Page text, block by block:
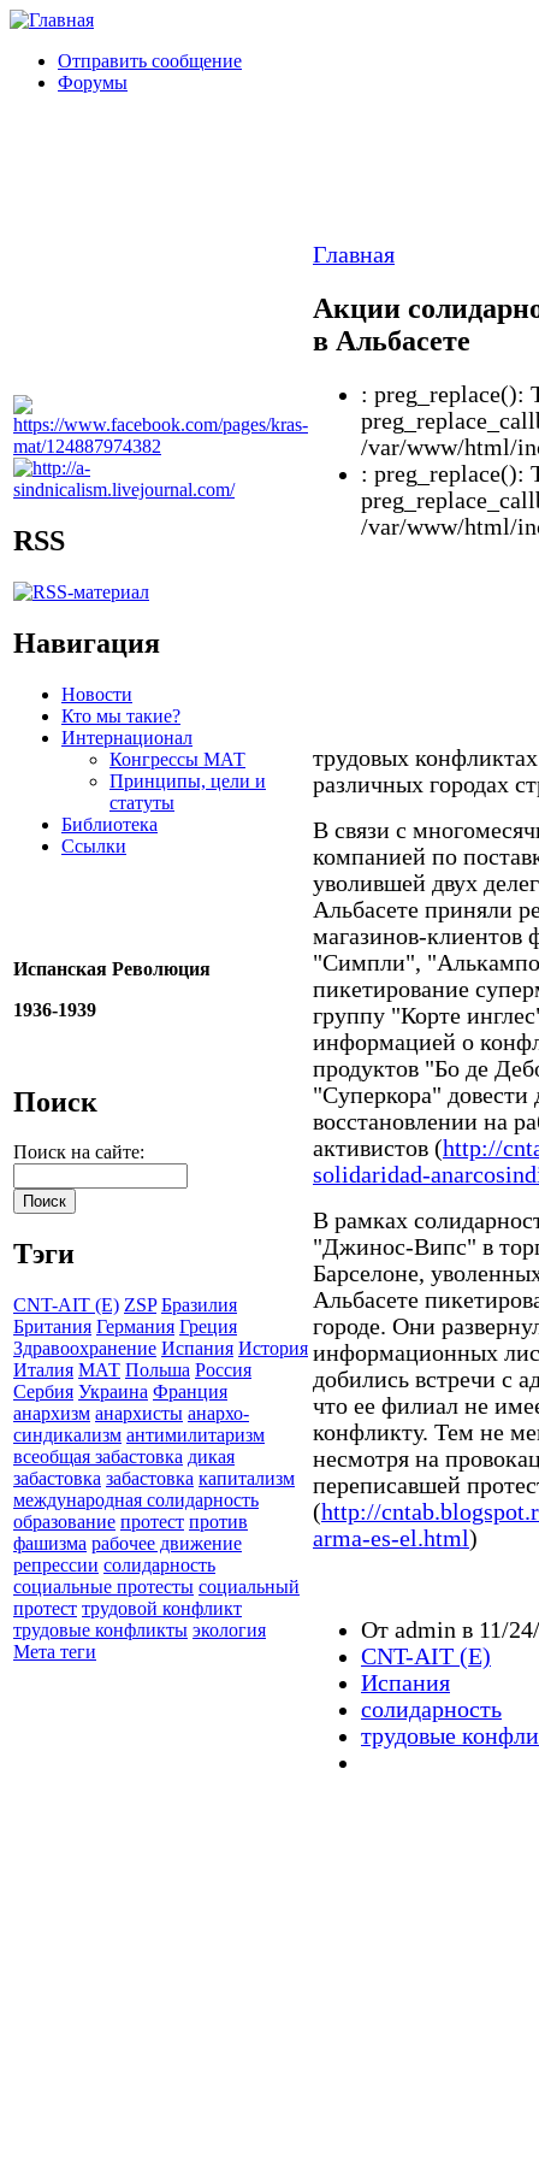
Отправить сообщение
Форумы
RSS
Навигация
Новости
Кто мы такие?
Интернационал
Конгрессы МАТ
Принципы, цели и
статуты
Библиотека
Ссылки
Испанская Революция
1936-1939
Поиск
Поиск на сайте:
Тэги
CNT-AIT (E) ZSP Бразилия
Британия Германия Греция
Здравоохранение Испания История
Италия МАТ Польша Россия
Сербия Украина Франция
анархизм анархисты анархо-
синдикализм антимилитаризм
всеобщая забастовка дикая
забастовка забастовка капитализм
международная солидарность
образование протест против
фашизма рабочее движение
репрессии солидарность
социальные протесты социальный
протест трудовой конфликт
трудовые конфликты экология
Мета теги
Главная
Акции
в Альбасете
: preg_replace():
/var/www/html/
: preg_replace():
/var/www/html/
трудовых
различных городах
В связи с
компанией по
уволившей двух
Альбасете приняли
магазинов-
"Симпли",
пикетирование
группу "Корте
информацией о
продуктов "Бо де
"Суперкора"
восстановлении на
активистов (http://
solidaridad-
В рамках
"Джинос-Випс" в
Барселоне,
Альбасете
городе. Они
информационных
добились встречи с
что ее филиал не
конфликту. Тем не
несмотря на
переписавшей
(http://
arma-es-el.html)
От admin в 11/
CNT-AIT (E)
Испания
солидарность
трудовые